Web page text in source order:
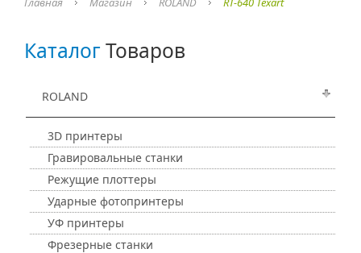
КаталогТоваров
ROLAND
3D принтеры
Гравировальные станки
Режущие плоттеры
Ударные фотопринтеры
УФ принтеры
Фрезерные станки